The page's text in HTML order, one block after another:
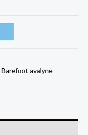
Barefoot avalynė